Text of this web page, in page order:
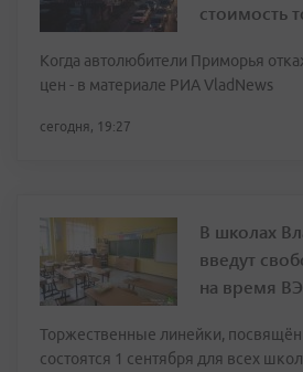
стоимость
Когда автолюбители Приморья
цен - в материале РИА VladNews
сегодня, 19:27
В школах
введут
на время
Торжественные линейки,
состоятся 1 сентября для всех